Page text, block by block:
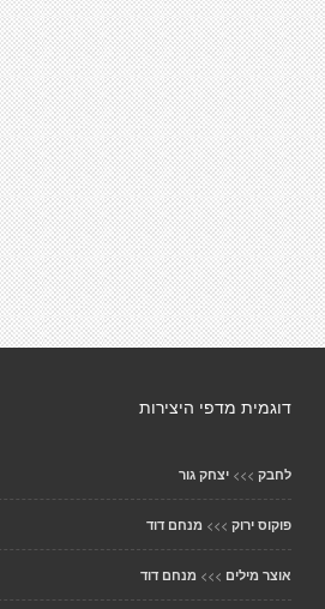
דוגמית מדפי היצירות
לחבק >>> יצחק גור
פוקוס ירוק >>> מנחם דוד
אוצר מילים >>> מנחם דוד